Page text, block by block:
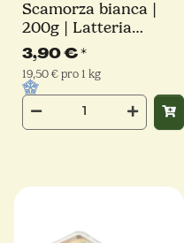
Scamorza bianca |
200g | Latteria
Sorrentina
3,90 €*
19,50 € pro 1 kg